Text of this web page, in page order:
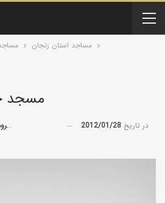
مساجد استان زنجان
مسجد
توسط در تاریخ 2012/01/28